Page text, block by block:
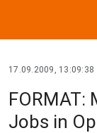
17.09.2009, 13:09:38
FORMAT:
Jobs in